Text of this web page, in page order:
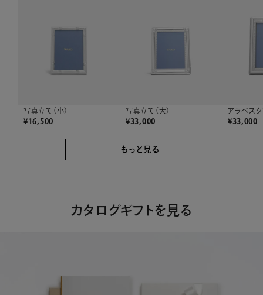
写真立て（小）
¥16,500
写真立て（大）
¥33,000
アラベスク
¥33,000
もっと見る
カタログギフトを見る